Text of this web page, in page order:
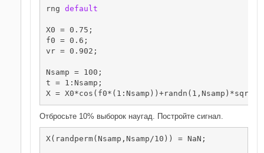
rng default
X0 = 0.75;
f0 = 0.6;
vr = 0.902;
Nsamp = 100;
t = 1:Nsamp;
X =
Отбросьте 10% выборок наугад. Постройте сигнал.
X(randperm(Nsamp,Nsamp/10)) = NaN;